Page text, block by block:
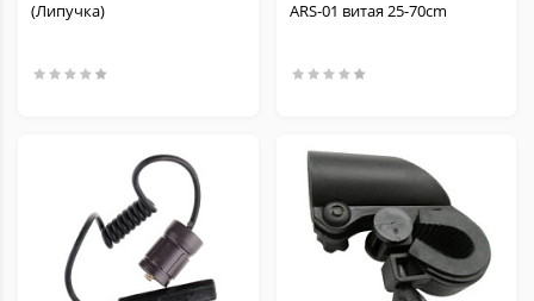
(Липучка)
ARS-01 витая 25-70cm